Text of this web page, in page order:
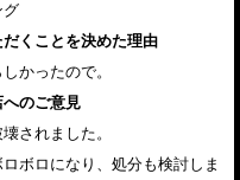
グ
くことを決めた理由
かったので。
のご意見
されました。
ボロになり、処分も検討しま